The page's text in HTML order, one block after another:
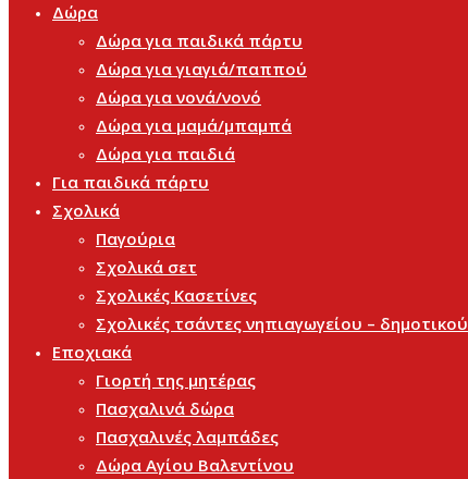
Δώρα
Δώρα για παιδικά πάρτυ
Δώρα για γιαγιά/παππού
Δώρα για νονά/νονό
Δώρα για μαμά/μπαμπά
Δώρα για παιδιά
Για παιδικά πάρτυ
Σχολικά
Παγούρια
Σχολικά σετ
Σχολικές Κασετίνες
Σχολικές τσάντες νηπιαγωγείου – δημοτικού
Εποχιακά
Γιορτή της μητέρας
Πασχαλινά δώρα
Πασχαλινές λαμπάδες
Δώρα Αγίου Βαλεντίνου